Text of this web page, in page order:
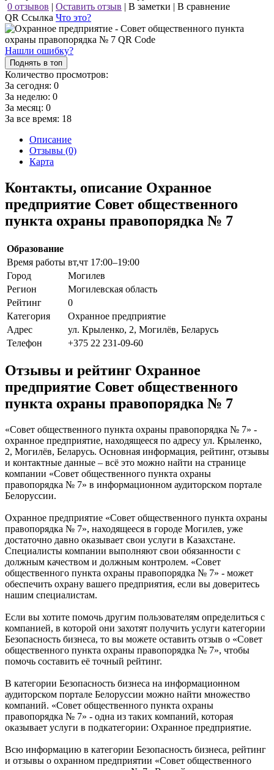
0 отзывов | Оставить отзыв | В заметки | В сравнение
QR Ссылка Что это?
Нашли ошибку?
Поднять в топ
Количество просмотров:
За сегодня: 0
За неделю: 0
За месяц: 0
За все время: 18
Описание
Отзывы (0)
Карта
Контакты, описание Охранное
предприятие Совет общественного
пункта охраны правопорядка № 7
Образование
Время работы вт,чт 17:00–19:00
Город
Могилев
Регион
Могилевская область
Рейтинг
0
Категория
Охранное предприятие
Адрес
ул. Крыленко, 2, Могилёв, Беларусь
Телефон
+375 22 231-09-60
Отзывы и рейтинг Охранное
предприятие Совет общественного
пункта охраны правопорядка № 7
«Совет общественного пункта охраны правопорядка № 7» -
охранное предприятие, находящееся по адресу ул. Крыленко,
2, Могилёв, Беларусь. Основная информация, рейтинг, отзывы
и контактные данные – всё это можно найти на странице
компании «Совет общественного пункта охраны
правопорядка № 7» в информационном аудиторском портале
Белоруссии.
Охранное предприятие «Совет общественного пункта охраны
правопорядка № 7», находящееся в городе Могилев, уже
достаточно давно оказывает свои услуги в Казахстане.
Специалисты компании выполняют свои обязанности с
должным качеством и должным контролем. «Совет
общественного пункта охраны правопорядка № 7» - может
обеспечить охрану вашего предприятия, если вы доверитесь
нашим специалистам.
Если вы хотите помочь другим пользователям определиться с
компанией, в которой они захотят получить услуги категории
Безопасность бизнеса, то вы можете оставить отзыв о «Совет
общественного пункта охраны правопорядка № 7», чтобы
помочь составить её точный рейтинг.
В категории Безопасность бизнеса на информационном
аудиторском портале Белоруссии можно найти множество
компаний. «Совет общественного пункта охраны
правопорядка № 7» - одна из таких компаний, которая
оказывает услуги в подкатегории: Охранное предприятие.
Всю информацию в категории Безопасность бизнеса, рейтинг
и отзывы о охранном предприятии «Совет общественного